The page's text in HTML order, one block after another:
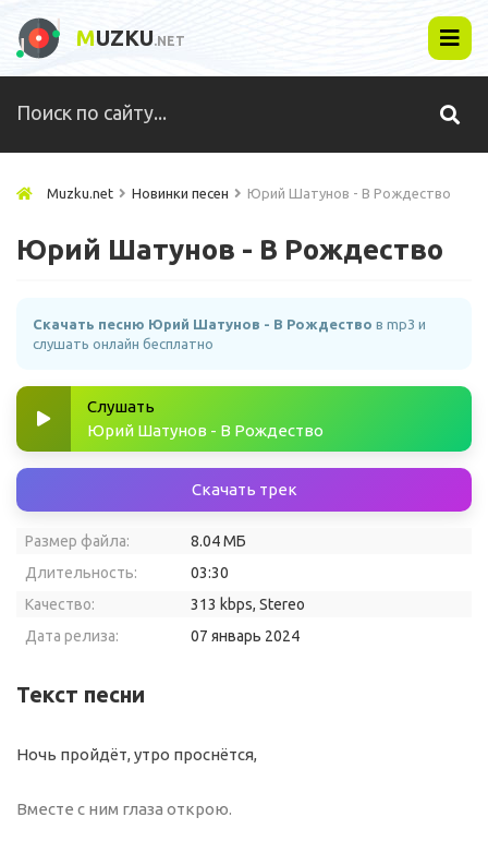
MUZKU.NET
Muzku.net Новинки песен Юрий Шатунов - В Рождество
Юрий Шатунов - В Рождество
Скачать песню Юрий Шатунов - В Рождество в mp3 и
слушать онлайн бесплатно
Слушать
Юрий Шатунов - В Рождество
Скачать трек
Размер файла:
8.04 МБ
Длительность:
03:30
Качество:
313 kbps, Stereo
Дата релиза:
07 январь 2024
Текст песни
Ночь пройдёт, утро проснётся,
Вместе с ним глаза открою.